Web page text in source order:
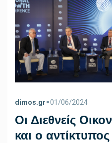
dimos.gr•01/06/2024
Οι Διεθνείς
και ο